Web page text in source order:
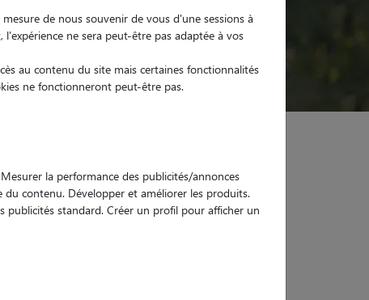
quel animal ?
mon Pet Sitter
de nous souvenir de vous d'une sessions à
l'expérience ne sera peut-être pas adaptée à vos
au contenu du site mais certaines fonctionnalités
ne fonctionneront peut-être pas.
la performance des publicités/annonces
du contenu. Développer et améliorer les produits.
publicités standard. Créer un profil pour afficher un